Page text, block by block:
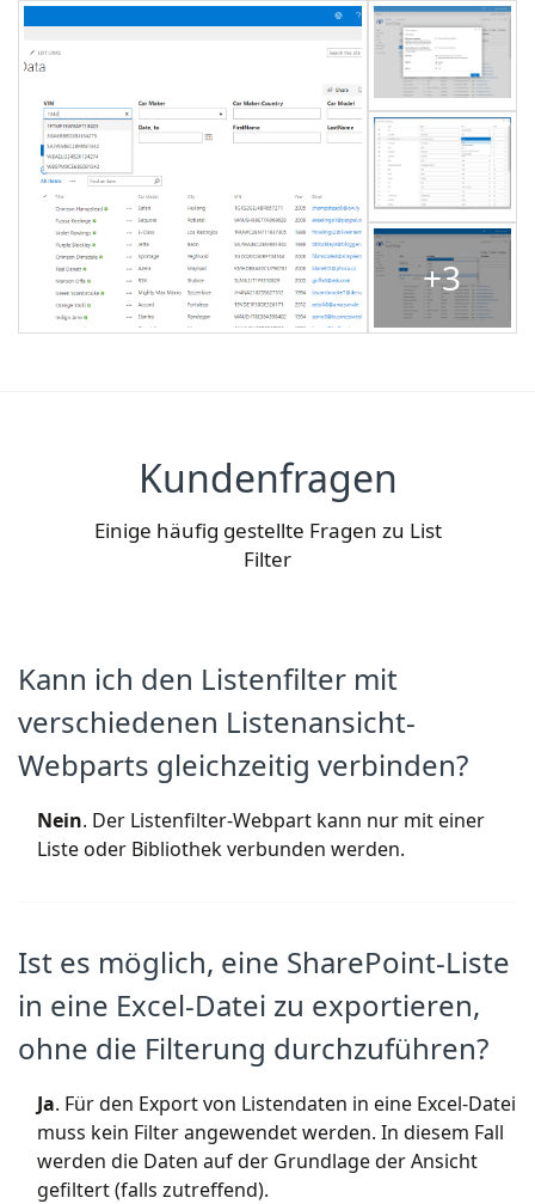
+3
Kundenfragen
Einige häufig gestellte Fragen zu List
Filter
Kann ich den Listenfilter mit
verschiedenen Listenansicht-
Webparts gleichzeitig verbinden?
Nein. Der Listenfilter-Webpart kann nur mit einer
Liste oder Bibliothek verbunden werden.
Ist es möglich, eine SharePoint-Liste
in eine Excel-Datei zu exportieren,
ohne die Filterung durchzuführen?
Ja. Für den Export von Listendaten in eine Excel-Datei
muss kein Filter angewendet werden. In diesem Fall
werden die Daten auf der Grundlage der Ansicht
gefiltert (falls zutreffend).